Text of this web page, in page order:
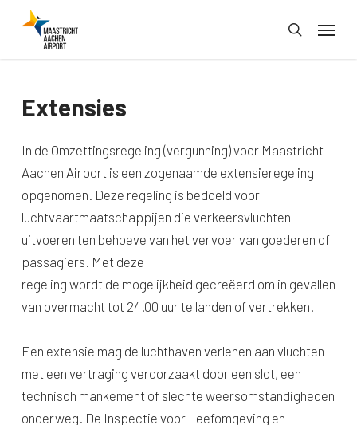
search
Menu
Extensies
In de Omzettingsregeling (vergunning) voor Maastricht
Aachen Airport is een zogenaamde extensieregeling
opgenomen. Deze regeling is bedoeld voor
luchtvaartmaatschappijen die verkeersvluchten
uitvoeren ten behoeve van het vervoer van goederen of
passagiers. Met deze
regeling wordt de mogelijkheid gecreëerd om in gevallen
van overmacht tot 24.00 uur te landen of vertrekken.
Een extensie mag de luchthaven verlenen aan vluchten
met een vertraging veroorzaakt door een slot, een
technisch mankement of slechte weersomstandigheden
onderweg. De Inspectie voor Leefomgeving en